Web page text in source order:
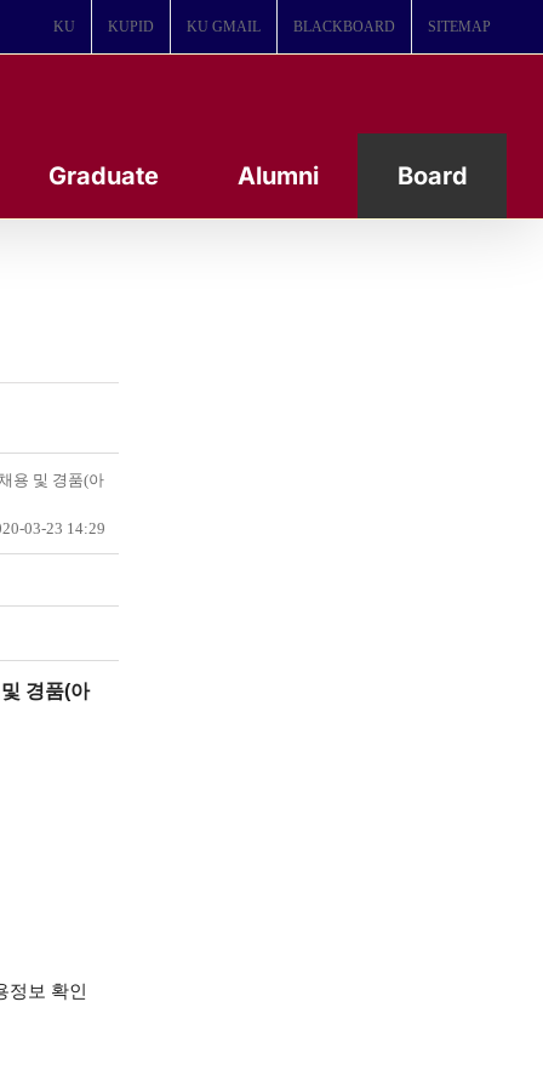
KU KUPID KU GMAIL BLACKBOARD SITEMAP
Graduate Alumni Board
용 및 경품(아
03-23 14:29
경품(아
보 확인